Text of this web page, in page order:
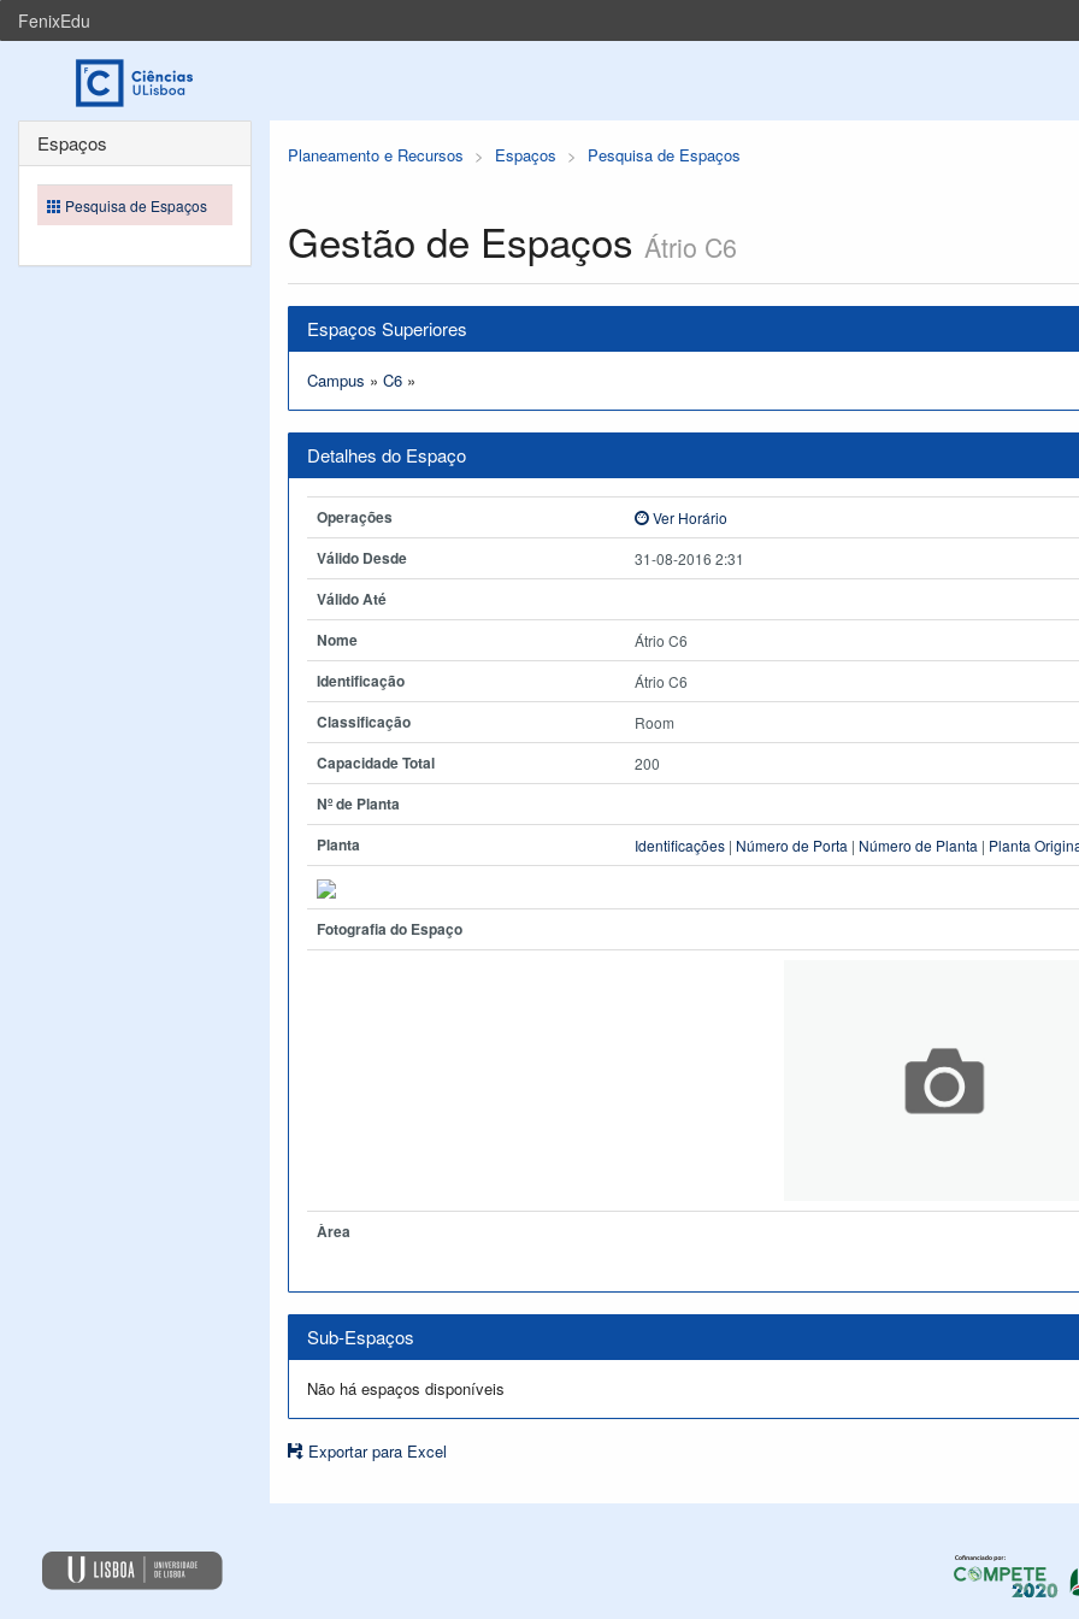
FenixEdu
Planeamento e Recursos Espaços Pesquisa de Espaços
Gestão de Espaços Átrio C6
Espaços Superiores
Campus » C6 »
Detalhes do Espaço
Operações Ver Horário
Válido Desde 31-08-2016 2:31
Válido Até
Nome
Átrio C6
Identificação Átrio C6
Classificação Room
Capacidade Total 200
Nº de Planta
Planta
Identificações | Número de Porta | Número de Planta | Planta
Fotografia do Espaço
Àrea
Sub-Espaços
Não há espaços disponíveis
Exportar para Excel
Espaços
Pesquisa de Espaços